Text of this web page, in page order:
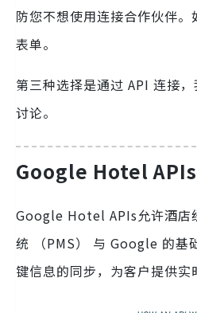
防您不想使用连接合作伙伴
表单。
第三种选择是通过 API 连接
讨论。
Google Hotel APIs
Google Hotel APIs允许酒店
统 （PMS） 与 Google 的基
键信息的同步，为客户提供实